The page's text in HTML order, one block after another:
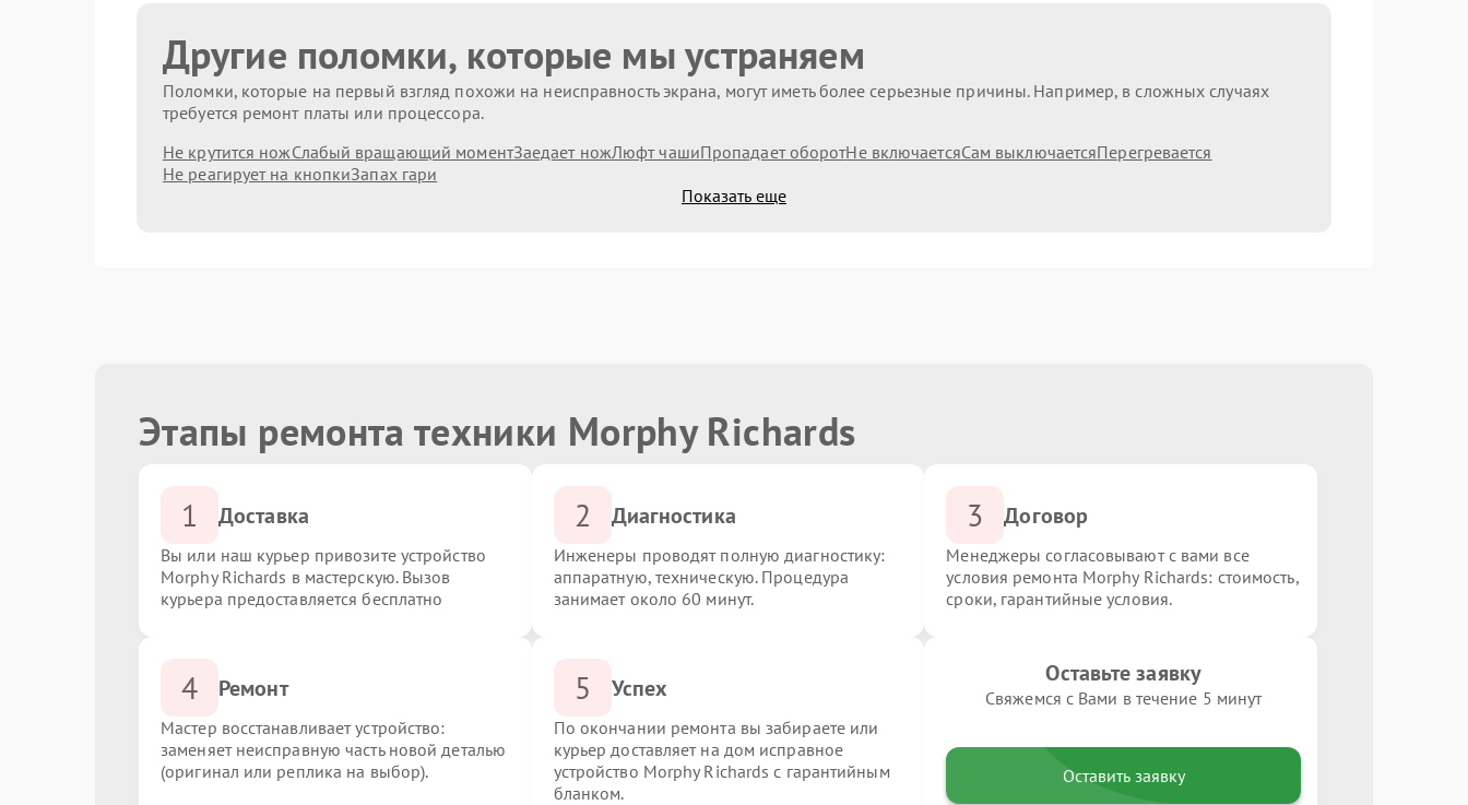
Другие поломки, которые мы устраняем
Поломки, которые на первый взгляд похожи на неисправность экрана, могут иметь более серьезные причины. Например, в сложных случаях
требуется ремонт платы или процессора.
Не крутится ножСлабый вращающий моментЗаедает ножЛюфт чашиПропадает оборотНе включаетсяСам выключаетсяПерегревается
Не реагирует на кнопкиЗапах гари
Показать еще
Этапы ремонта техники Morphy Richards
1 Доставка
Вы или наш курьер привозите устройство
Morphy Richards в мастерскую. Вызов
курьера предоставляется бесплатно
2 Диагностика
Инженеры проводят полную диагностику:
аппаратную, техническую. Процедура
занимает около 60 минут.
3 Договор
Менеджеры согласовывают с вами все
условия ремонта Morphy Richards: стоимость,
сроки, гарантийные условия.
4 Ремонт
Мастер восстанавливает устройство:
заменяет неисправную часть новой деталью
(оригинал или реплика на выбор).
5 Успех
По окончании ремонта вы забираете или
курьер доставляет на дом исправное
устройство Morphy Richards с гарантийным
бланком.
Оставьте заявку
Свяжемся с Вами в течение 5 минут
Оставить заявку